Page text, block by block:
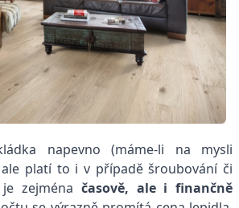
napevno (máme-li na mysli
platí to i v případě šroubování či
zejména časově, ale i finančně